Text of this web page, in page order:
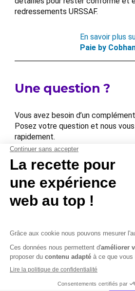
redressements URSSAF.
En savoir plus
Paie by
Une question ?
Vous avez besoin d’un
Posez votre question et nous
rapidement.
Contactez-nous
Contactez-nous Mentions
Sécurisation des
Conditions Générales de Vente
Copyright © 2026 Cobham Solutions |